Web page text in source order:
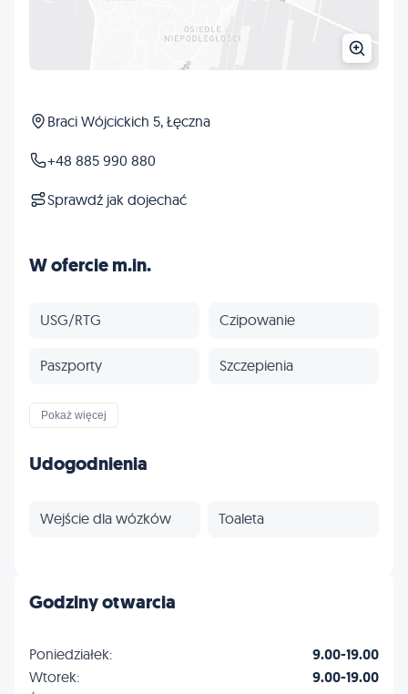
Braci Wójcickich 5, Łęczna
+48 885 990 880
Sprawdź jak dojechać
W ofercie m.in.
USG/RTG Czipowanie
Paszporty Szczepienia
Ubezpieczenia
Inne
Pokaż więcej
Udogodnienia
Wejście dla wózków Toaleta
Godziny otwarcia
Poniedziałek: 9.00-19.00
Wtorek: 9.00-19.00